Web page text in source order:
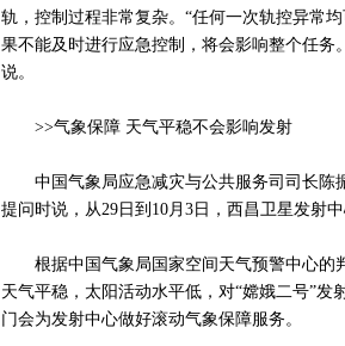
轨，控制过程非常复杂。“任何一次轨控异常
果不能及时进行应急控制，将会影响整个任务
说。
>>气象保障 天气平稳不会影响发射
中国气象局应急减灾与公共服务司司长陈
提问时说，从29日到10月3日，西昌卫星发射
根据中国气象局国家空间天气预警中心的
天气平稳，太阳活动水平低，对“嫦娥二号”
门会为发射中心做好滚动气象保障服务。